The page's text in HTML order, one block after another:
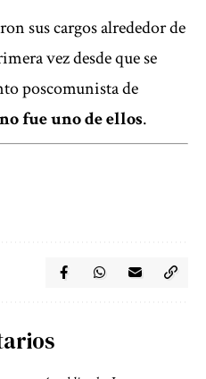
sus cargos alrededor de
vez desde que se
poscomunista de
fue uno de ellos.